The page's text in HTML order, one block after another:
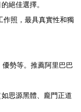
絕佳選擇。
作照，最具真實性和獨
優勢等。推薦阿里巴巴
思源黑體、龐門正道